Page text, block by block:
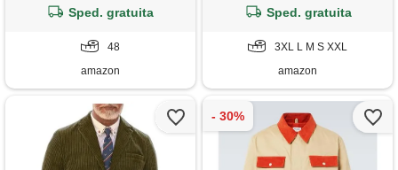
Sped. gratuita
48
amazon
Sped. gratuita
3XL L M S XXL
amazon